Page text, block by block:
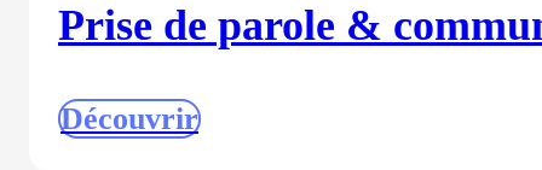
Prise de parole &
Découvrir